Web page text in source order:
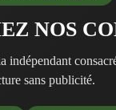
NOS
indépendant
sans publicité.